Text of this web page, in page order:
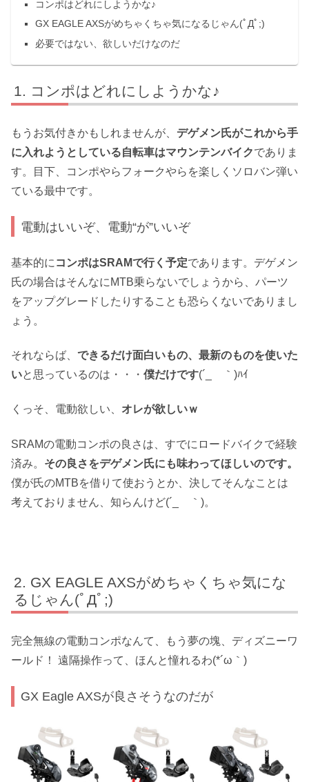
コンポはどれにしようかな♪
GX EAGLE AXSがめちゃくちゃ気になるじゃん(ﾟДﾟ;)
必要ではない、欲しいだけなのだ
コンポはどれにしようかな♪
もうお気付きかもしれませんが、 デゲメン氏がこれから手
に入れようとしている自転車はマウンテンバイクでありま
す。目下、コンポやらフォークやらを楽しくソロバン弾い
ている最中です。
電動はいいぞ、電動“が”いいぞ
基本的に コンポはSRAMで行く予定であります。デゲメン
氏の場合はそんなにMTB乗らないでしょうから、パーツ
をアップグレードしたりすることも恐らくないでありまし
ょう。
それならば、 できるだけ面白いもの、最新のものを使いた
いと思っているのは・・・ 僕だけです(´_ゝ｀)ﾊｲ
くっそ、電動欲しい、 オレが欲しいｗ
SRAMの電動コンポの良さは、すでにロードバイクで経験
済み。 その良さをデゲメン氏にも味わってほしいのです。
僕が氏のMTBを借りて使おうとか、決してそんなことは
考えておりません、知らんけど(´_ゝ｀)。
GX EAGLE AXSがめちゃくちゃ気にな
るじゃん(ﾟДﾟ;)
完全無線の電動コンポなんて、もう夢の塊、ディズニーワ
ールド！ 遠隔操作って、ほんと憧れるわ(*´ω｀)
GX Eagle AXSが良さそうなのだが